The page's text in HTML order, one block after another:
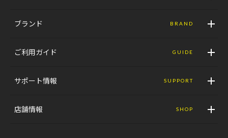
ブランド BRAND
ご利用ガイド GUIDE
サポート情報 SUPPORT
店舗情報 SHOP